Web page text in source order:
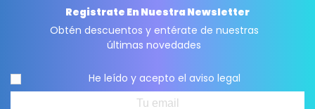
Registrate En Nuestra Newsletter
Obtén descuentos y entérate de nuestras
últimas novedades
He leído y acepto el aviso legal